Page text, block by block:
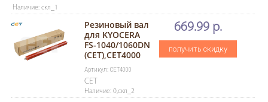
Наличие: скл_1
Резиновый вал
для KYOCERA
FS-1040/1060DN
(CET),CET4000
Артикул: CET4000
CET
Наличие: 0,скл_2
669.99 р.
получить скидку